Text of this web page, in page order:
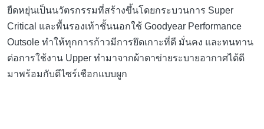
ยืดหยุ่นเป็นนวัตรกรรมที่สร้างขึ้นโดยกระบวนการ Super
Critical และพื้นรองเท้าชั้นนอกใช้ Goodyear Performance
Outsole ทำให้ทุกการก้าวมีการยึดเกาะที่ดี มั่นคง และทนทาน
ต่อการใช้งาน Upper ทำมาจากผ้าตาข่ายระบายอากาศได้ดี
มาพร้อมกับดีไซร์เชือกแบบผูก